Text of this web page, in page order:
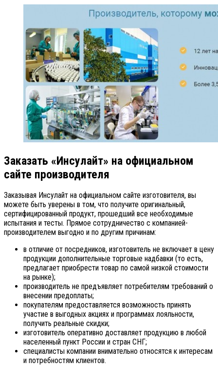
Заказать «Инсулайт» на официальном
сайте производителя
Заказывая Инсулайт на официальном сайте изготовителя, вы
можете быть уверены в том, что получите оригинальный,
сертифицированный продукт, прошедший все необходимые
испытания и тесты. Прямое сотрудничество с компанией-
производителем выгодно и по другим причинам:
в отличие от посредников, изготовитель не включает в цену
продукции дополнительные торговые надбавки (то есть,
предлагает приобрести товар по самой низкой стоимости
на рынке);
производитель не предъявляет потребителям требований о
внесении предоплаты;
покупателям предоставляется возможность принять
участие в выгодных акциях и программах лояльности,
получить реальные скидки;
изготовитель оперативно доставляет продукцию в любой
населенный пункт России и стран СНГ;
специалисты компании внимательно относятся к интересам
и потребностям клиентов.